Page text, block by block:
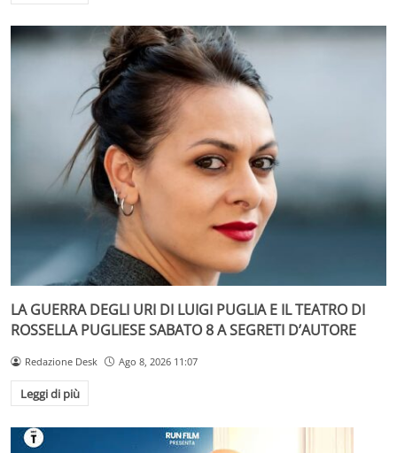
LA GUERRA DEGLI URI DI LUIGI PUGLIA E IL TEATRO DI
ROSSELLA PUGLIESE SABATO 8 A SEGRETI D’AUTORE
Redazione Desk Ago 8, 2026 11:07
Leggi di più